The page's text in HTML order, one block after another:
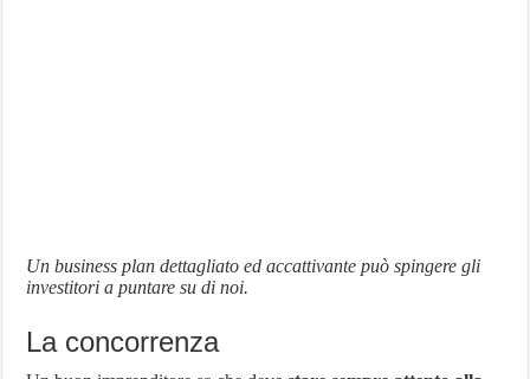
Un business plan dettagliato ed accattivante può spingere gli
investitori a puntare su di noi.
La concorrenza